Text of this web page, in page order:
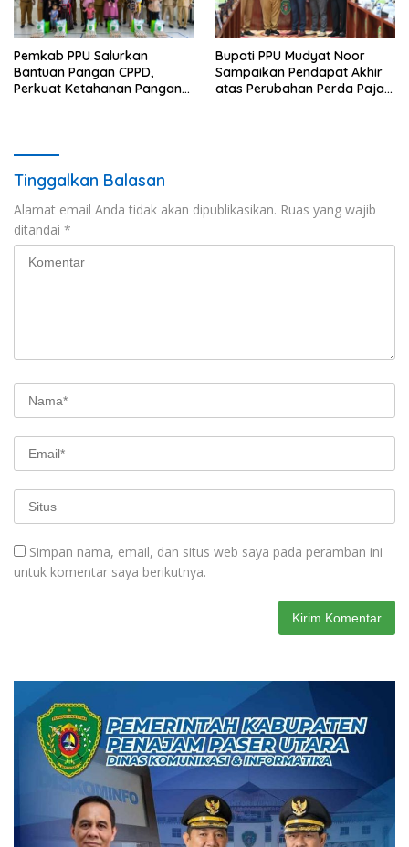
Pemkab PPU Salurkan
Bantuan Pangan CPPD,
Perkuat Ketahanan Pangan
Bupati PPU Mudyat Noor
Sampaikan Pendapat Akhir
atas Perubahan Perda Pajak
Tinggalkan Balasan
Alamat email Anda tidak akan dipublikasikan. Ruas yang wajib
ditandai *
Simpan nama, email, dan situs web saya pada peramban ini
untuk komentar saya berikutnya.